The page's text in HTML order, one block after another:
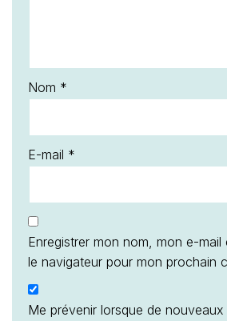
Nom *
E-mail *
Enregistrer mon nom, mon e-mail
le navigateur pour mon prochain
Me prévenir lorsque de